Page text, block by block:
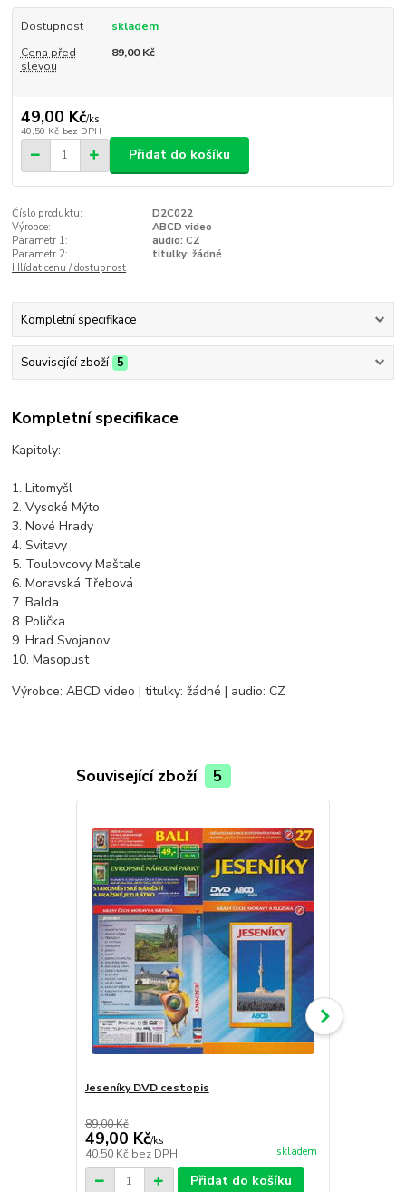
Dostupnost
skladem
Cena před
slevou
89,00 Kč
49,00 Kč/ks
40,50 Kč bez DPH
Přidat do košíku
Číslo produktu:
D2C022
Výrobce:
ABCD video
Parametr 1:
audio: CZ
Parametr 2:
titulky: žádné
Hlídat cenu / dostupnost
Kompletní specifikace
Související zboží 5
Kompletní specifikace
Kapitoly:
1. Litomyšl
2. Vysoké Mýto
3. Nové Hrady
4. Svitavy
5. Toulovcovy Maštale
6. Moravská Třebová
7. Balda
8. Polička
9. Hrad Svojanov
10. Masopust
Výrobce: ABCD video | titulky: žádné | audio: CZ
Související zboží 5
Jeseníky DVD cestopis
89,00 Kč
49,00 Kč/ks
40,50 Kč bez DPH skladem
Přidat do košíku